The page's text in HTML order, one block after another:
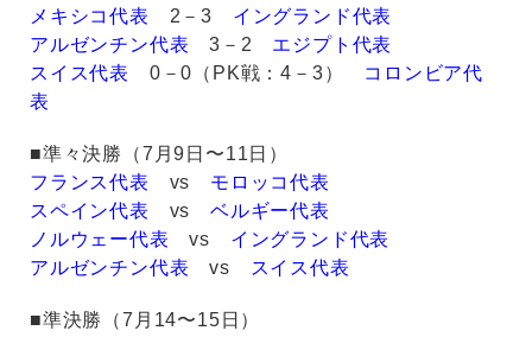
メキシコ代表
2－3 イングランド代表
アルゼンチン代表 3－2 エジプト代表
スイス代表
0－0（PK戦：4－3）
コロンビア代
表
■準々決勝（7月9日〜11日）
フランス代表
vs モロッコ代表
スペイン代表
vsベルギー代表
ノルウェー代表 vs イングランド代表
アルゼンチン代表 vs スイス代表
■準決勝（7月14〜15日）